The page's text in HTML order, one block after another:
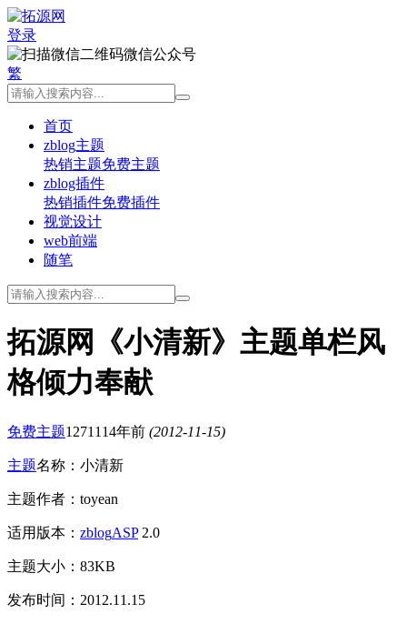
登录
微信公众号
繁
首页
zblog主题
热销主题免费主题
zblog插件
热销插件免费插件
视觉设计
web前端
随笔
拓源网《小清新》主题单栏风
格倾力奉献
免费主题12711 14年前 (2012-11-15)
主题名称：小清新
主题作者：toyean
适用版本： zblogASP2.0
主题大小：83KB
发布时间：2012.11.15